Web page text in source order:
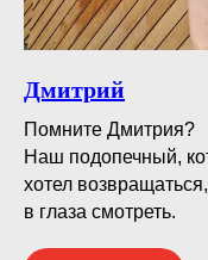
Дмитрий
Помните Дмитрия?⠀
Наш подопечный,
хотел
в глаза смотреть.